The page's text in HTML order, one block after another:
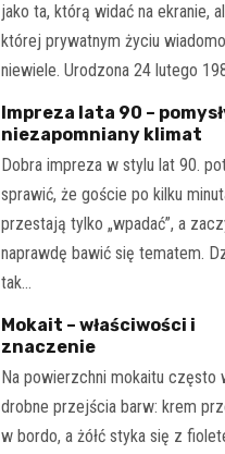
jako ta, którą widać na ekranie,
której prywatnym życiu wiadomo
niewiele. Urodzona 24 lutego
Impreza lata 90 –
niezapomniany klimat
Dobra impreza w stylu lat 90.
sprawić, że goście po kilku
przestają tylko „wpadać”, a
naprawdę bawić się tematem.
tak…
Mokait – właściwości i
znaczenie
Na powierzchni mokaitu często
drobne przejścia barw: krem
w bordo, a żółć styka się z